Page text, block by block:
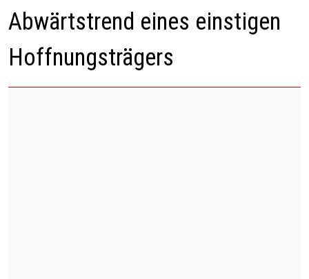
Abwärtstrend eines einstigen
Hoffnungsträgers